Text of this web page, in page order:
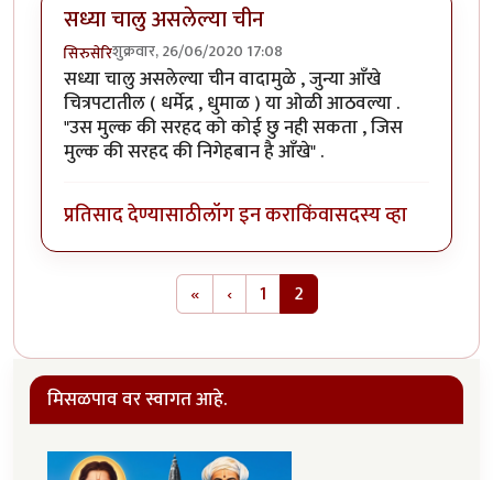
सध्या चालु असलेल्या चीन
सिरुसेरिशुक्रवार, 26/06/2020 17:08
सध्या चालु असलेल्या चीन वादामुळे , जुन्या आँखे
चित्रपटातील ( धर्मेद्र , धुमाळ ) या ओळी आठवल्या .
"उस मुल्क की सरहद को कोई छु नही सकता , जिस
मुल्क की सरहद की निगेहबान है आँखे" .
प्रतिसाद देण्यासाठीलॉग इन कराकिंवासदस्य व्हा
«First page
‹Previous page
1 2
मिसळपाव वर स्वागत आहे.